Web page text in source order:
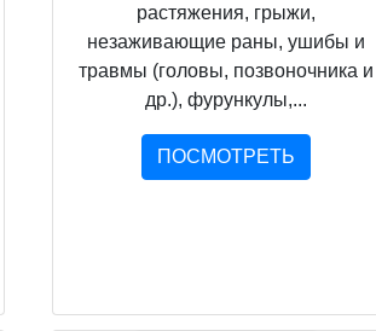
растяжения, грыжи,
незаживающие раны, ушибы и
травмы (головы, позвоночника и
др.), фурункулы,...
ПОСМОТРЕТЬ